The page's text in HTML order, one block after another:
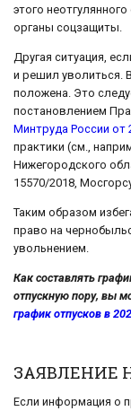
этого
органы соцзащиты.
Другая ситуация,
и решил уволиться.
положена. Это
постановлением
Минтруда России от
практики (см.,
Нижегородского
15570/2018,
Таким образом
право на
увольнением.
Как составлять
отпускную пору, вы
график отпусков в
ЗАЯВЛЕНИЕ
Если информация о